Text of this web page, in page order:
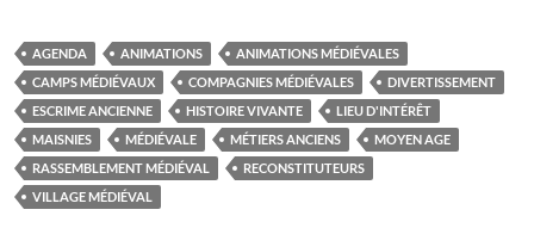
AGENDA ANIMATIONS
ANIMATIONS MÉDIÉVALES
CAMPS MÉDIÉVAUX
COMPAGNIES MÉDIÉVALES
DIVERTISSEMENT
ESCRIME ANCIENNE
HISTOIRE VIVANTE
LIEU D'INTÉRÊT
MAISNIES
MÉDIÉVALE MÉTIERS ANCIENS
MOYEN AGE
RASSEMBLEMENT MÉDIÉVAL
RECONSTITUTEURS
VILLAGE MÉDIÉVAL